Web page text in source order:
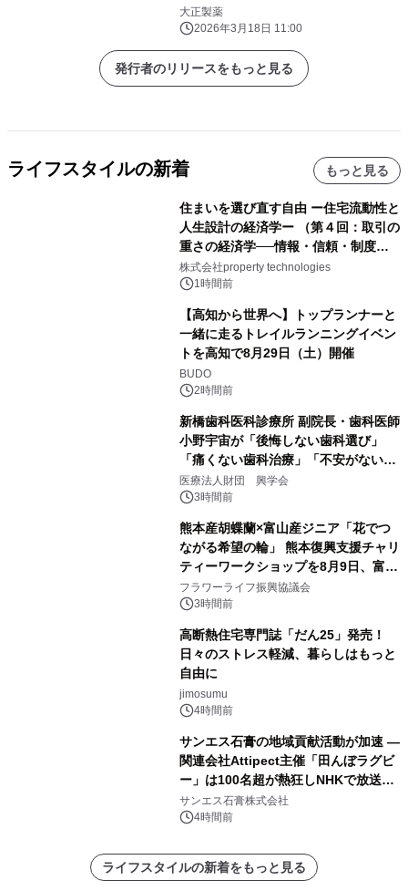
大正製薬
2026年3月18日 11:00
発行者のリリースをもっと見る
ライフスタイルの新着 もっと見る
住まいを選び直す自由 ー住宅流動性と
人生設計の経済学ー （第４回：取引の
重さの経済学──情報・信頼・制度を
PropTechはどう組み替えるか）｜
PropTech-Lab
株式会社property technologies
1時間前
【高知から世界へ】トップランナーと
一緒に走るトレイルランニングイベン
トを高知で8月29日（土）開催
BUDO
2時間前
新橋歯科医科診療所 副院長・歯科医師
小野宇宙が「後悔しない歯科選び」
「痛くない歯科治療」「不安がない治
療計画」をテーマに専門監修
医療法人財団 興学会
3時間前
熊本産胡蝶蘭×富山産ジニア「花でつ
ながる希望の輪」 熊本復興支援チャリ
ティーワークショップを8月9日、富
山・射水で開催
フラワーライフ振興協議会
3時間前
高断熱住宅専門誌「だん25」発売！
日々のストレス軽減、暮らしはもっと
自由に
jimosumu
4時間前
サンエス石膏の地域貢献活動が加速 ―
関連会社Attipect主催「田んぼラグビ
ー」は100名超が熱狂しNHKで放送さ
れました。
サンエス石膏株式会社
4時間前
ライフスタイルの新着をもっと見る